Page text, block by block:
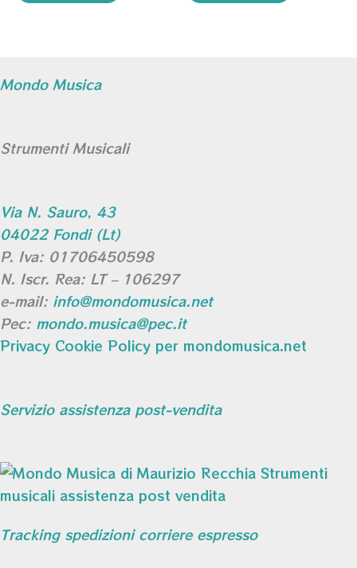
Mondo Musica
Strumenti Musicali
Via N. Sauro, 43
04022 Fondi (Lt)
P. Iva: 01706450598
N. Iscr. Rea: LT – 106297
e-mail: info@mondomusica.net
Pec: mondo.musica@pec.it
Privacy Cookie Policy per mondomusica.net
Servizio assistenza post-vendita
Tracking spedizioni corriere espresso